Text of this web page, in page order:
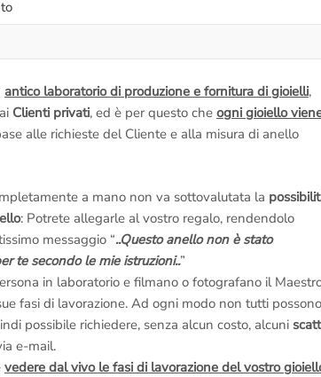
Per informazioni sui
Anelli.it Srl – Via
Trinità dei Monti –
Per motivi di Privacy
appuntamento, ci
antico laboratorio di produzione e fornitura di gioielli,
Clienti privati, ed è per questo che ogni gioiello
alle richieste del Cliente e alla misura di anello
a mano non va sottovalutata la
: Potrete allegarle al vostro regalo, rendendolo
messaggio “..Questo anello non è stato
te secondo le mie istruzioni..”
in laboratorio e filmano o fotografano il
fasi di lavorazione. Ad ogni modo non tutti possono
possibile richiedere, senza alcun costo, alcuni
e-mail.
vedere dal vivo le fasi di lavorazione del vostro